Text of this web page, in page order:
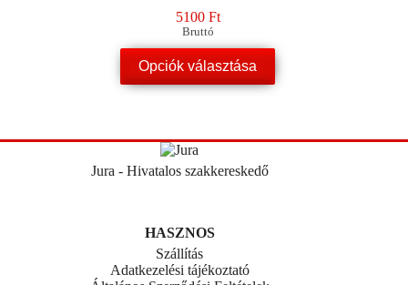
5100 Ft
Bruttó
Opciók választása
Ennek
a
terméknek
van.
A
változatok
ki
Jura - Hivatalos szakkereskedő
HASZNOS
Szállítás
Adatkezelési tájékoztató